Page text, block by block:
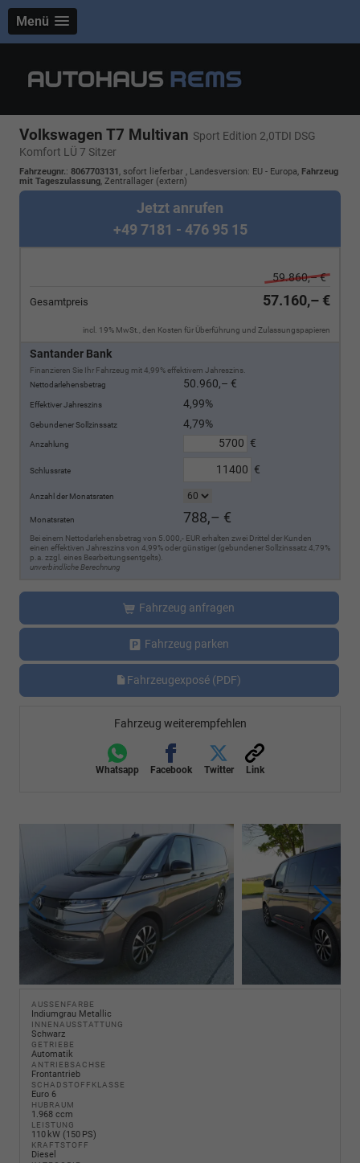
Menü
Volkswagen T7 Multivan Sport Edition 2,0TDI DSG
Komfort LÜ 7 Sitzer
Fahrzeugnr.: 8067703131 , sofort lieferbar , Landesversion: EU - Europa, Fahrzeug
mit Tageszulassung, Zentrallager (extern)
Jetzt anrufen
+49 7181 - 476 95 15
59.860,– €
Gesamtpreis 57.160,– €
incl. 19% MwSt., den Kosten für Überführung und Zulassungspapieren
Santander Bank
Finanzieren Sie Ihr Fahrzeug mit 4,99% effektivem Jahreszins.
Nettodarlehensbetrag
50.960,– €
Effektiver Jahreszins 4,99%
Gebundener Sollzinssatz 4,79%
Anzahlung €
Schlussrate €
Anzahl der Monatsraten
Monatsraten 788,– €
Bei einem Nettodarlehensbetrag von 5.000,- EUR erhalten zwei Drittel der Kunden
einen effektiven Jahreszins von 4,99% oder günstiger (gebundener Sollzinssatz 4,79%
p.a. zzgl. eines Bearbeitungsentgelts).
unverbindliche Berechnung
Fahrzeug anfragen
Fahrzeug parken
Fahrzeugexposé (PDF)
Fahrzeug weiterempfehlen
Whatsapp Facebook Twitter Link
AUSSENFARBE
Indiumgrau Metallic
INNENAUSSTATTUNG
Schwarz
GETRIEBE
Automatik
ANTRIEBSACHSE
Frontantrieb
SCHADSTOFFKLASSE
Euro 6
HUBRAUM
1.968 ccm
LEISTUNG
110 kW (150 PS)
KRAFTSTOFF
Diesel